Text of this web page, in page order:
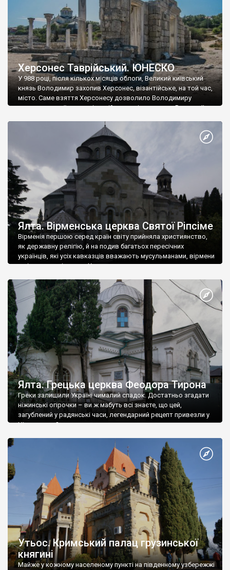
Херсонес Таврійський. ЮНЕСКО
У 988 році, після кількох місяців облоги, Великий київський
князь Володимир захопив Херсонес, візантійське, на той час,
місто. Саме взяття Херсонесу дозволило Володимиру
диктувати свої умови візантійському імператору Василю ІІ, та
Херсонесі Володимир-язичник, став Василем-християнином.
А потім було Хрещення Русі. На честь Херсонесу Таврійського
Ялта. Вірменська церква Святої Ріпсіме
Вірменія першою серед країн світу прийняла християнство,
як державну релігію, й на подив багатьох пересічних
українців, які усіх кавказців вважають мусульманами, вірмени
є відданими вірянами Христа
Ялта. Грецька церква Феодора Тирона
Греки залишили Україні чималий спадок. Достатньо згадати
ніжинські огірочки – ви ж мабуть всі знаєте, що цей,
загублений у радянські часи, легендарний рецепт привезли у
Ніжин греки?
Утьос. Кримський палац грузинської
княгині
Майже у кожному населеному пункті на південному узбережжі